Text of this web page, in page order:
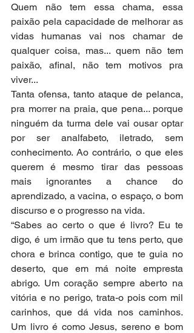
Quem não tem essa chama, essa
paixão pela capacidade de melhorar as
vidas humanas vai nos chamar de
qualquer coisa, mas... quem não tem
paixão, afinal, não tem motivos pra
viver...
Tanta ofensa, tanto ataque de pelanca,
pra morrer na praia, que pena... porque
ninguém da turma dele vai ousar optar
por ser analfabeto, iletrado, sem
conhecimento. Ao contrário, o que eles
querem é mesmo tirar das pessoas
mais ignorantes a chance do
aprendizado, a vacina, o espaço, o bom
discurso e o progresso na vida.
“Sabes ao certo o que é livro? Eu te
digo, é um irmão que tu tens perto, que
chora e brinca contigo, que te guia no
deserto, que em má noite empresta
abrigo. Um coração sempre aberto na
vitória e no perigo, trata-o pois com mil
carinhos, que dá vida nos caminhos.
Um livro é como Jesus, sereno e bom